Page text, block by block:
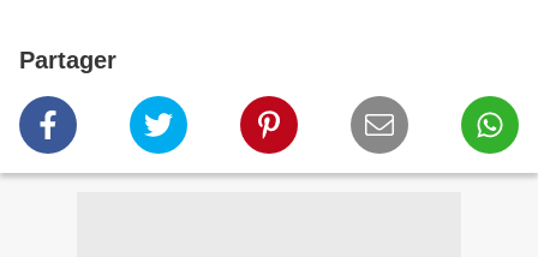
Partager